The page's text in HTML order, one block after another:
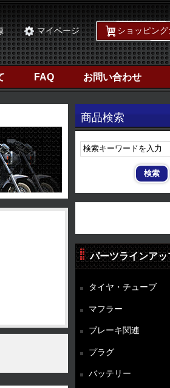
マイページ ショッピン
FAQ お問い合わせ
商品検索
パーツラインアッ
タイヤ・チューブ
マフラー
ブレーキ関連
プラグ
バッテリー